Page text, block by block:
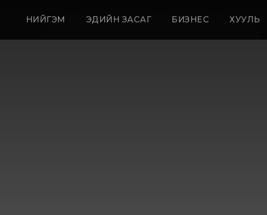
НИЙГЭМ ЭДИЙН ЗАСАГ БИЗНЕС ХУУЛЬ